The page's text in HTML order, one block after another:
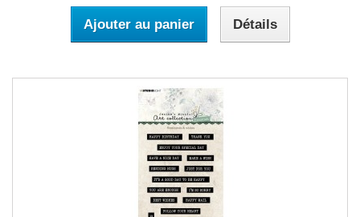
Ajouter au panier Détails